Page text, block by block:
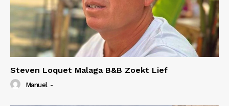
Steven Loquet Malaga B&B Zoekt Lief
Manuel -